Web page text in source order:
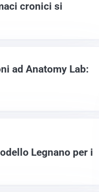
cronici si
ad Anatomy Lab:
Legnano per i